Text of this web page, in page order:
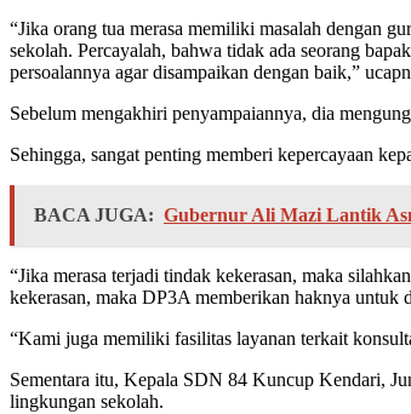
“Jika orang tua merasa memiliki masalah dengan
sekolah. Percayalah, bahwa tidak ada seorang
persoalannya agar disampaikan dengan baik,”
Sebelum mengakhiri penyampaiannya, dia
Sehingga, sangat penting memberi kepercayaan
BACA JUGA: Gubernur Ali Mazi Lantik
“Jika merasa terjadi tindak kekerasan, maka
kekerasan, maka DP3A memberikan haknya untuk
“Kami juga memiliki fasilitas layanan terkait
Sementara itu, Kepala SDN 84 Kuncup Kendari,
lingkungan sekolah.